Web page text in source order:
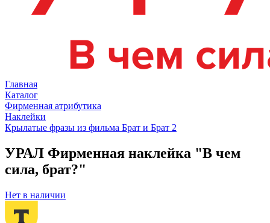
Главная
Каталог
Фирменная атрибутика
Наклейки
Крылатые фразы из фильма Брат и Брат 2
УРАЛ Фирменная наклейка "В чем
сила, брат?"
Нет в наличии